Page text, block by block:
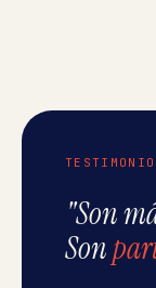
TESTIMONIO
"Son
Son